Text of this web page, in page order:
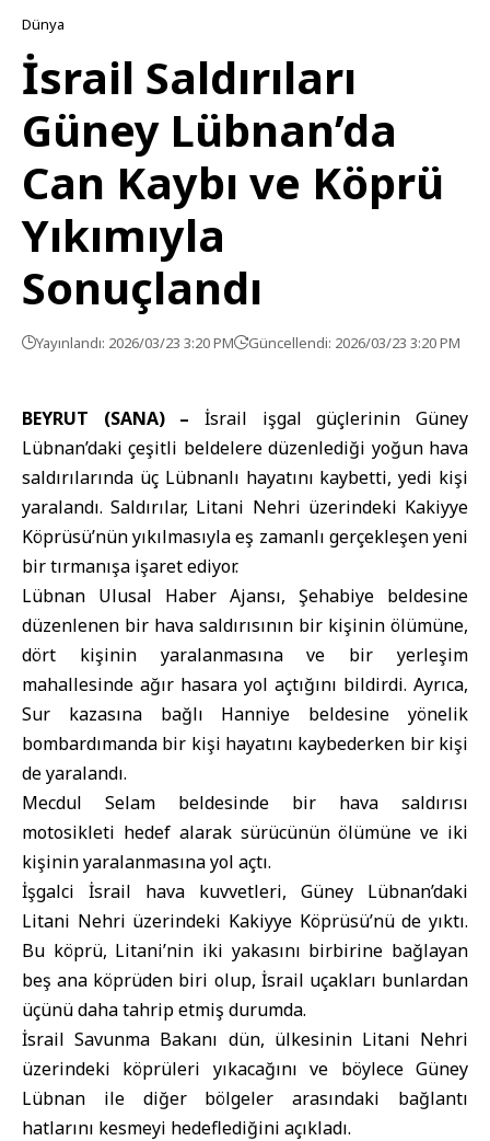
Dünya
İsrail Saldırıları
Güney Lübnan’da
Can Kaybı ve Köprü
Yıkımıyla
Sonuçlandı
Yayınlandı: 2026/03/23 3:20 PM Güncellendi: 2026/03/23 3:20 PM
BEYRUT (SANA) – İsrail işgal güçlerinin Güney
Lübnan’daki çeşitli beldelere düzenlediği yoğun hava
saldırılarında üç Lübnanlı hayatını kaybetti, yedi kişi
yaralandı. Saldırılar, Litani Nehri üzerindeki Kakiyye
Köprüsü’nün yıkılmasıyla eş zamanlı gerçekleşen yeni
bir tırmanışa işaret ediyor.
Lübnan Ulusal Haber Ajansı, Şehabiye beldesine
düzenlenen bir hava saldırısının bir kişinin ölümüne,
dört kişinin yaralanmasına ve bir yerleşim
mahallesinde ağır hasara yol açtığını bildirdi. Ayrıca,
Sur kazasına bağlı Hanniye beldesine yönelik
bombardımanda bir kişi hayatını kaybederken bir kişi
de yaralandı.
Mecdul Selam beldesinde bir hava saldırısı
motosikleti hedef alarak sürücünün ölümüne ve iki
kişinin yaralanmasına yol açtı.
İşgalci İsrail hava kuvvetleri, Güney Lübnan’daki
Litani Nehri üzerindeki Kakiyye Köprüsü’nü de yıktı.
Bu köprü, Litani’nin iki yakasını birbirine bağlayan
beş ana köprüden biri olup, İsrail uçakları bunlardan
üçünü daha tahrip etmiş durumda.
İsrail Savunma Bakanı dün, ülkesinin Litani Nehri
üzerindeki köprüleri yıkacağını ve böylece Güney
Lübnan ile diğer bölgeler arasındaki bağlantı
hatlarını kesmeyi hedeflediğini açıkladı.